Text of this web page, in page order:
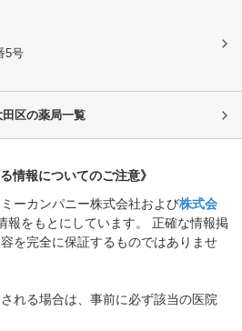
5号
田区の薬局一覧
情報についてのご注意》
ーカンパニー株式会社および株式会
報をもとにしています。 正確な情報掲
を完全に保証するものではありませ
れる場合は、事前に必ず該当の医院